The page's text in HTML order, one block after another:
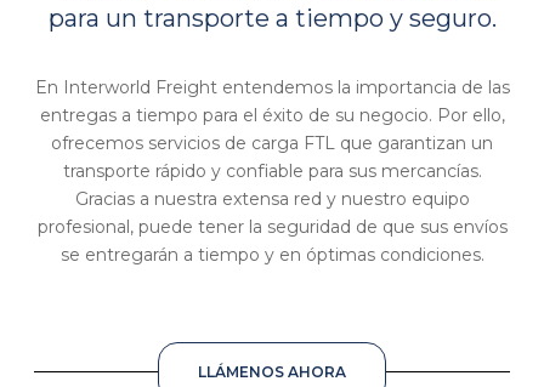
para un transporte a tiempo y seguro.
En Interworld Freight entendemos la importancia de las
entregas a tiempo para el éxito de su negocio. Por ello,
ofrecemos servicios de carga FTL que garantizan un
transporte rápido y confiable para sus mercancías.
Gracias a nuestra extensa red y nuestro equipo
profesional, puede tener la seguridad de que sus envíos
se entregarán a tiempo y en óptimas condiciones.
LLÁMENOS AHORA